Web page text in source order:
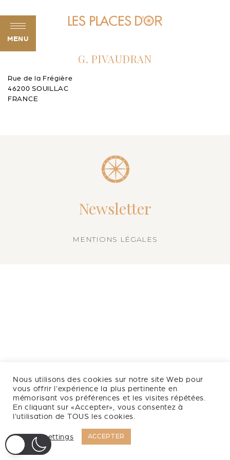
MENU
G. PIVAUDRAN
Rue de la Frégière
46200 SOUILLAC
FRANCE
Newsletter
MENTIONS LÉGALES
Nous utilisons des cookies sur notre site Web pour
vous offrir l'expérience la plus pertinente en
mémorisant vos préférences et les visites répétées.
En cliquant sur «Accepter», vous consentez à
l'utilisation de TOUS les cookies.
Cookie settings ACCEPTER